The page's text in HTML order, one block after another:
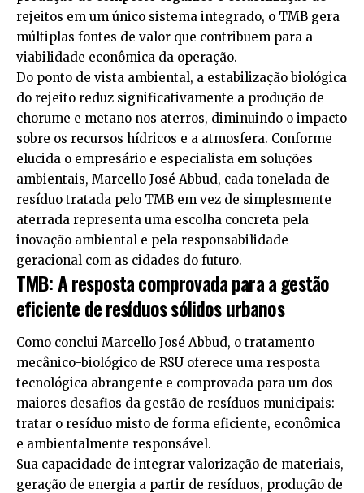
rejeitos em um único sistema integrado, o TMB gera
múltiplas fontes de valor que contribuem para a
viabilidade econômica da operação.
Do ponto de vista ambiental, a estabilização biológica
do rejeito reduz significativamente a produção de
chorume e metano nos aterros, diminuindo o impacto
sobre os recursos hídricos e a atmosfera. Conforme
elucida o empresário e especialista em soluções
ambientais, Marcello José Abbud, cada tonelada de
resíduo tratada pelo TMB em vez de simplesmente
aterrada representa uma escolha concreta pela
inovação ambiental e pela responsabilidade
geracional com as cidades do futuro.
TMB: A resposta comprovada para a gestão
eficiente de resíduos sólidos urbanos
Como conclui Marcello José Abbud, o tratamento
mecânico-biológico de RSU oferece uma resposta
tecnológica abrangente e comprovada para um dos
maiores desafios da gestão de resíduos municipais:
tratar o resíduo misto de forma eficiente, econômica
e ambientalmente responsável.
Sua capacidade de integrar valorização de materiais,
geração de energia a partir de resíduos, produção de